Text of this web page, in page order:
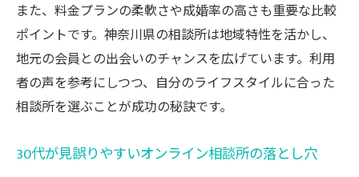
また、料金プランの柔軟さや成婚率の高さも重要な比較
ポイントです。神奈川県の相談所は地域特性を活かし、
地元の会員との出会いのチャンスを広げています。利用
者の声を参考にしつつ、自分のライフスタイルに合った
相談所を選ぶことが成功の秘訣です。
30代が見誤りやすいオンライン相談所の落とし穴